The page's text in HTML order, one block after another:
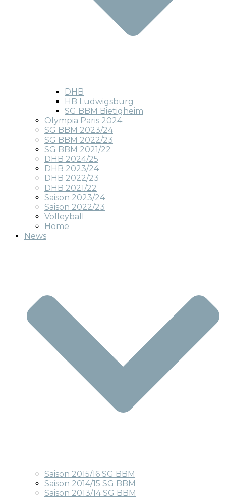
DHB
HB Ludwigsburg
SG BBM Bietigheim
Olympia Paris 2024
SG BBM 2023/24
SG BBM 2022/23
SG BBM 2021/22
DHB 2024/25
DHB 2023/24
DHB 2022/23
DHB 2021/22
Saison 2023/24
Saison 2022/23
Volleyball
Home
News
Saison 2015/16 SG BBM
Saison 2014/15 SG BBM
Saison 2013/14 SG BBM